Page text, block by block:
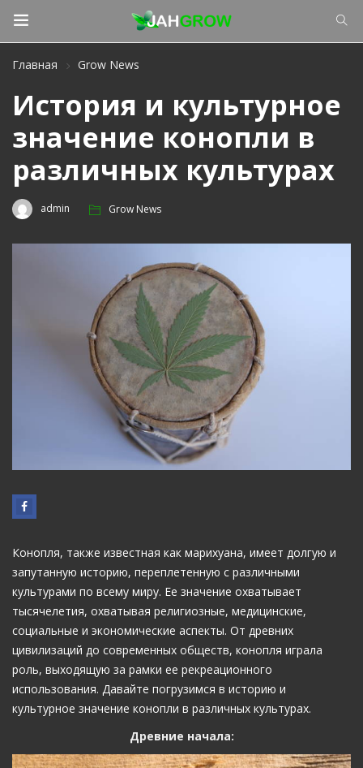
Главная Grow News
История и культурное
значение конопли в
различных культурах
admin Grow News
Конопля, также известная как марихуана, имеет долгую и
запутанную историю, переплетенную с различными
культурами по всему миру. Ее значение охватывает
тысячелетия, охватывая религиозные, медицинские,
социальные и экономические аспекты. От древних
цивилизаций до современных обществ, конопля играла
роль, выходящую за рамки ее рекреационного
использования. Давайте погрузимся в историю и
культурное значение конопли в различных культурах.
Древние начала: